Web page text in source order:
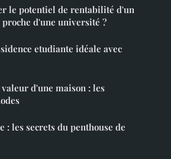
le potentiel de rentabilité d'un
d'une université ?
etudiante idéale avec
d'une maison : les
: les secrets du penthouse de